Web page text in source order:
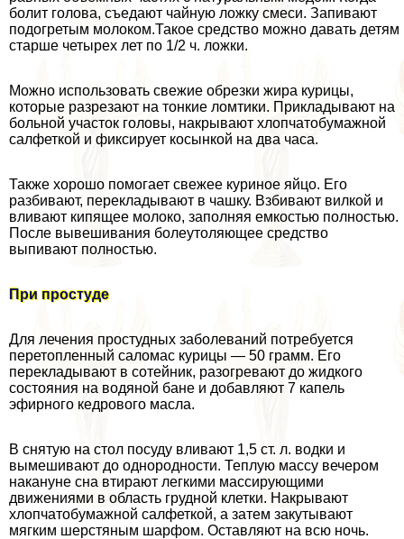
болит голова, съедают чайную ложку смеси. Запивают
подогретым молоком.Такое средство можно давать детям
старше четырех лет по 1/2 ч. ложки.
Можно использовать свежие обрезки жира курицы,
которые разрезают на тонкие ломтики. Прикладывают на
больной участок головы, накрывают хлопчатобумажной
салфеткой и фиксирует косынкой на два часа.
Также хорошо помогает свежее куриное яйцо. Его
разбивают, перекладывают в чашку. Взбивают вилкой и
вливают кипящее молоко, заполняя емкостью полностью.
После вывешивания болеутоляющее средство
выпивают полностью.
При простуде
Для лечения простудных заболеваний потребуется
перетопленный саломас курицы — 50 грамм. Его
перекладывают в сотейник, разогревают до жидкого
состояния на водяной бане и добавляют 7 капель
эфирного кедрового масла.
В снятую на стол посуду вливают 1,5 ст. л. водки и
вымешивают до однородности. Теплую массу вечером
накануне сна втирают легкими массирующими
движениями в область грудной клетки. Накрывают
хлопчатобумажной салфеткой, а затем закутывают
мягким шерстяным шарфом. Оставляют на всю ночь.